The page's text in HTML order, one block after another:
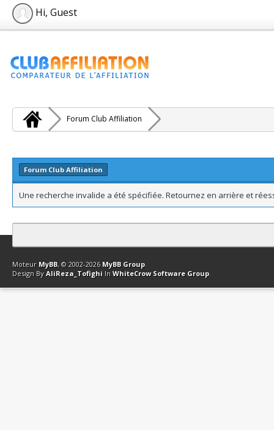
Hi, Guest
Forum Club Affiliation
Forum Club Affiliation
Une recherche invalide a été spécifiée. Retournez en arrière et
Contact Club Affiliation Retourner en haut Version bas-débit
Moteur MyBB, © 2002-2026 MyBB Group.
Design By AliReza_Tofighi In WhiteCrow Software Group.